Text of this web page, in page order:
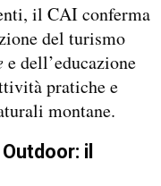
il CAI conferma
del turismo
e dell’educazione
pratiche e
montane.
il